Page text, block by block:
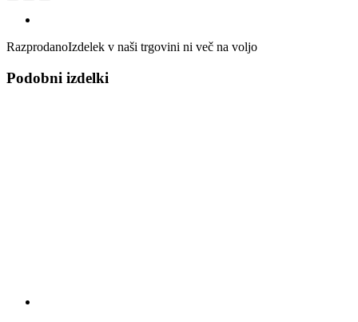
RazprodanoIzdelek v naši trgovini ni več na voljo
Podobni izdelki